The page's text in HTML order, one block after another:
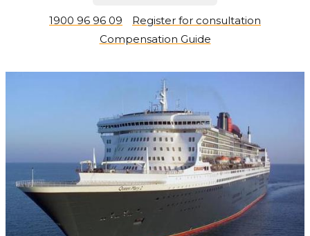
1900 96 96 09
Register for consultation
Compensation Guide